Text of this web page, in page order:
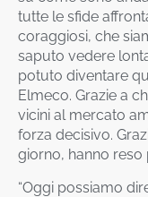
tutte le sfide
coraggiosi, che
saputo vedere
potuto diventare
Elmeco. Grazie a
vicini al mercato
forza decisivo.
giorno, hanno reso
“Oggi possiamo